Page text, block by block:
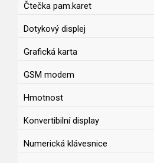
Čtečka pam.karet
Dotykový displej
Grafická karta
GSM modem
Hmotnost
Konvertibilní display
Numerická klávesnice